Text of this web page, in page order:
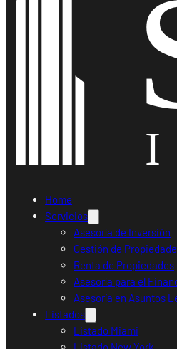
Home
Servicios
Asesoría de Inversión
Gestión de
Renta de Propiedades
Asesoría para el
Asesoría en Asuntos
Listados
Listado Miami